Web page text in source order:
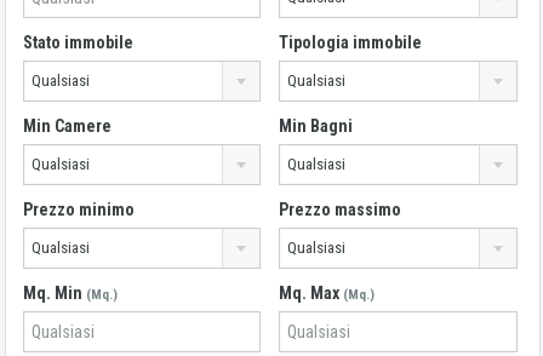
Stato immobile
Qualsiasi
Tipologia immobile
Qualsiasi
Min Camere
Qualsiasi
Min Bagni
Qualsiasi
Prezzo minimo
Qualsiasi
Prezzo massimo
Qualsiasi
Mq. Min (Mq.) Mq. Max (Mq.)